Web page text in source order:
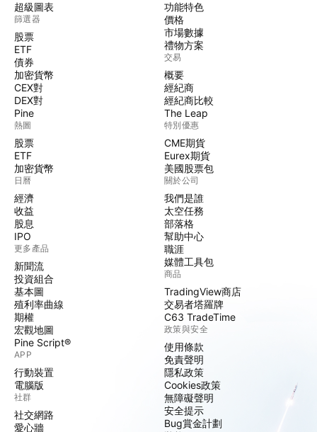
超級圖表
篩選器
股票
ETF
債券
加密貨幣
CEX對
DEX對
Pine
熱圖
股票
ETF
加密貨幣
日曆
經濟
收益
股息
IPO
更多產品
新聞流
投資組合
基本圖
殖利率曲線
期權
宏觀地圖
Pine Script®
APP
行動裝置
電腦版
社群
社交網路
愛心牆
功能特色
價格
市場數據
禮物方案
交易
概要
經紀商
經紀商比較
The Leap
特別優惠
CME期貨
Eurex期貨
美國股票包
關於公司
我們是誰
太空任務
部落格
幫助中心
職涯
媒體工具包
商品
TradingView商店
交易者塔羅牌
C63 TradeTime
政策與安全
使用條款
免責聲明
隱私政策
Cookies政策
無障礙聲明
安全提示
Bug賞金計劃